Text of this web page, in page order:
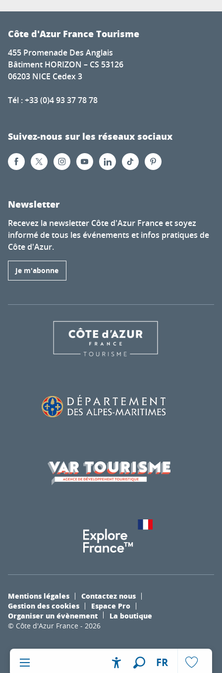
FR
Côte d'Azur France Tourisme
455 Promenade Des Anglais
Bâtiment HORIZON – CS 53126
06203 NICE Cedex 3
Tél : +33 (0)4 93 37 78 78
Suivez-nous sur les réseaux sociaux
Newsletter
Recevez la newsletter Côte d'Azur France et soyez
informé de tous les événements et infos pratiques de
Côte d'Azur.
Je m'abonne
© Côte d'Azur France - 2026
Mentions légales
Contactez nous
Gestion des cookies
Espace Pro
Organiser un évènement
La boutique